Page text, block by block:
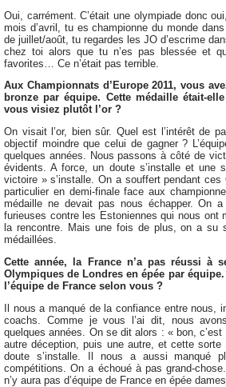
Oui, carrément. C’était une olympiade donc
mois d’avril, tu es championne du monde
de juillet/août, tu regardes les JO d’escrime
chez toi alors que tu n’es pas blessée et
favorites… Ce n’était pas terrible.
Aux Championnats d’Europe 2011, vous
bronze par équipe. Cette médaille était-
vous visiez plutôt l’or ?
On visait l’or, bien sûr. Quel est l’intérêt de
objectif moindre que celui de gagner ?
quelques années. Nous passons à côté de
évidents. A force, un doute s’installe et une
victoire » s’installe. On a souffert pendant ces
particulier en demi-finale face aux
médaille ne devait pas nous échapper. On
furieuses contre les Estoniennes qui nous ont
la rencontre. Mais une fois de plus, on a su
médaillées.
Cette année, la France n’a pas réussi à
Olympiques de Londres en épée par équipe.
l’équipe de France selon vous ?
Il nous a manqué de la confiance entre nous,
coachs. Comme je vous l’ai dit, nous
quelques années. On se dit alors : « bon,
autre déception, puis une autre, et cette
doute s’installe. Il nous a aussi manqué
compétitions. On a échoué à pas grand-chose.
n’y aura pas d’équipe de France en épée